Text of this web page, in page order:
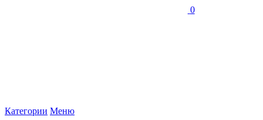
0
Категории Меню